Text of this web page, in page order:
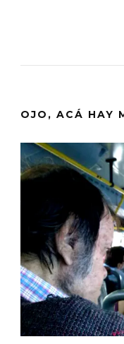
OJO, ACÁ HAY